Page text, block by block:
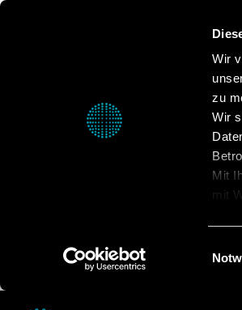
Wir
zu
Wir
Mit
mit